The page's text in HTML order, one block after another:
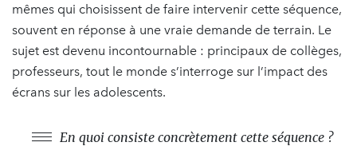
mêmes qui choisissent de faire intervenir cette séquence,
souvent en réponse à une vraie demande de terrain. Le
sujet est devenu incontournable : principaux de collèges,
professeurs, tout le monde s’interroge sur l’impact des
écrans sur les adolescents.
En quoi consiste concrètement cette séquence ?